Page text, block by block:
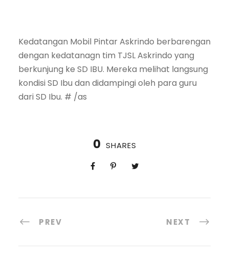
Kedatangan Mobil Pintar Askrindo berbarengan
dengan kedatanagn tim TJSL Askrindo yang
berkunjung ke SD IBU. Mereka melihat langsung
kondisi SD Ibu dan didampingi oleh para guru
dari SD Ibu. # /as
0 SHARES
PREV NEXT